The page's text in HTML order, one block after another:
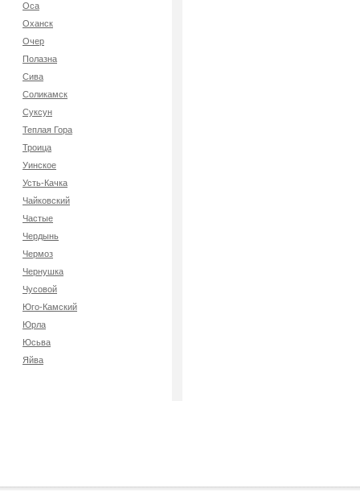
Оса
Оханск
Очер
Полазна
Сива
Соликамск
Суксун
Теплая Гора
Троица
Уинское
Усть-Качка
Чайковский
Частые
Чердынь
Чермоз
Чернушка
Чусовой
Юго-Камский
Юрла
Юсьва
Яйва